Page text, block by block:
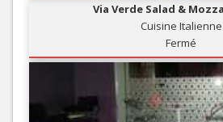
Via Verde Salad &
Cuisine Italienne
Fermé